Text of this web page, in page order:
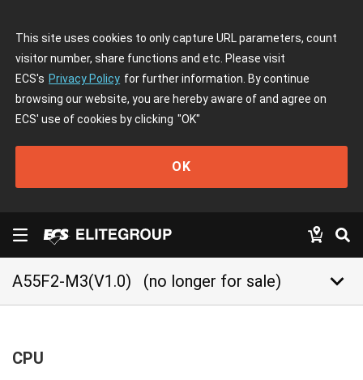
This site uses cookies to only capture URL parameters, count
visitor number, share functions and etc. Please visit
ECS's Privacy Policy for further information. By continue
browsing our website, you are hereby aware of and agree on
ECS' use of cookies by clicking "OK"
OK
A55F2-M3(V1.0) (no longer for sale) keyboard_arrow_down
CPU